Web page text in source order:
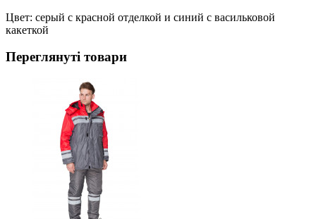
Цвет: серый с красной отделкой и синий с васильковой
какеткой
Переглянуті товари